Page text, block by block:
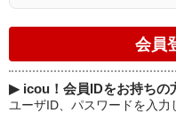
▶ icou！会員IDをお持ちの
ユーザID、パスワードを入力